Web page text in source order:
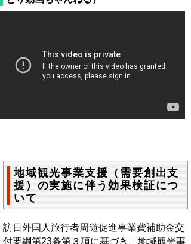
地域観光事業支援（需要創出支
援）の実施に伴う効果検証につ
いて
訪日外国人旅行者周遊促進事業費補助金交
付要綱第23条第３項に基づき、地域観光事